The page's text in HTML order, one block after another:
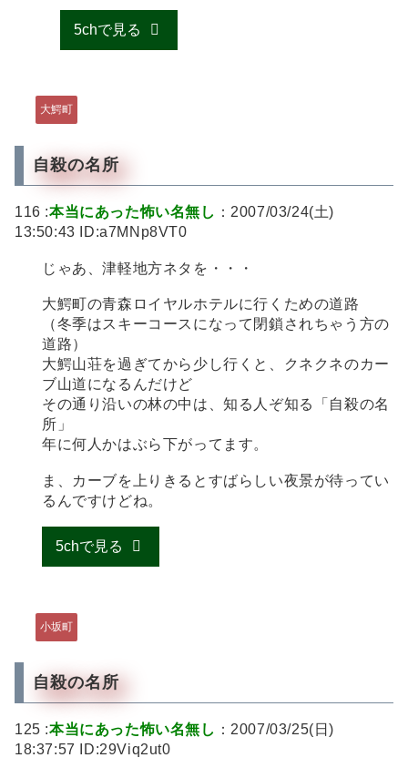
5chで見る
大鰐町
自殺の名所
116 :本当にあった怖い名無し ：2007/03/24(土)
13:50:43 ID:a7MNp8VT0
じゃあ、津軽地方ネタを・・・
大鰐町の青森ロイヤルホテルに行くための道路
（冬季はスキーコースになって閉鎖されちゃう方の
道路）
大鰐山荘を過ぎてから少し行くと、クネクネのカー
ブ山道になるんだけど
その通り沿いの林の中は、知る人ぞ知る「自殺の名
所」
年に何人かはぶら下がってます。
ま、カーブを上りきるとすばらしい夜景が待ってい
るんですけどね。
5chで見る
小坂町
自殺の名所
125 :本当にあった怖い名無し ：2007/03/25(日)
18:37:57 ID:29Viq2ut0